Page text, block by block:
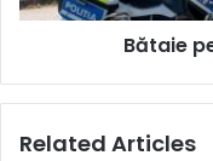
transportată
Bătaie
Related Articles